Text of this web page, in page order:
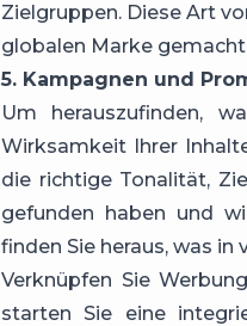
Zielgruppen. Diese Art
globalen Marke
5. Kampagnen und
Um herauszufinden,
Wirksamkeit Ihrer
die richtige Tonalität,
gefunden haben und
finden Sie heraus, was
Verknüpfen Sie
starten Sie eine